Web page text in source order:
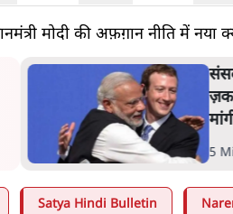
मोदी की अफ़ग़ान नीति में नया
5
Satya Hindi Bulletin